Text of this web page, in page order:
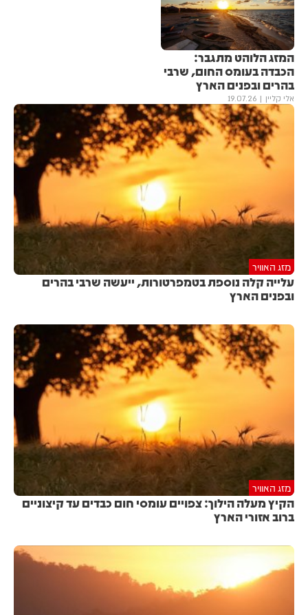
המזג הלוהט מתגבר:
הכבדה בעומס החום, שרבי
בהרים ובפנים הארץ
אלי קליין 19.07.26
מזג האוויר
עלייה קלה נוספת בטמפרטורות, ייעשה שרבי בהרים
ובפנים הארץ
מזג האוויר
הקיץ מעלה הילוך: צפויים עומסי חום כבדים עד קיצוניים
ברוב אזורי הארץ